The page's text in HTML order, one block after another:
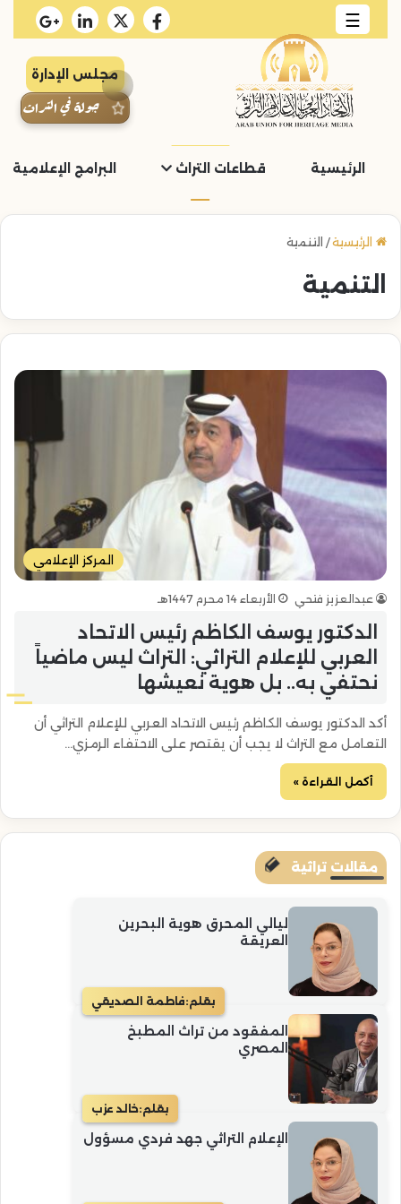
☰
مجلس الإدارة
جولة في التراث
الرئيسية قطاعات التراث البرامج الإعلامية
الرئيسية/ التنمية
التنمية
المركز الإعلامي
عبدالعزيز فتحي الأربعاء 14 محرم 1447هـ
الدكتور يوسف الكاظم رئيس الاتحاد
العربي للإعلام التراثي: التراث ليس ماضياً
نحتفي به.. بل هوية نعيشها
أكد الدكتور يوسف الكاظم رئيس الاتحاد العربي للإعلام التراثي أن
التعامل مع التراث لا يجب أن يقتصر على الاحتفاء الرمزي…
أكمل القراءة »
مقالات تراثية
ليالي المحرق هوية البحرين
العريقة
بقلم:فاطمة الصديقي
المفقود من تراث المطبخ
المصري
بقلم:خالد عزب
الإعلام التراثي جهد فردي مسؤول